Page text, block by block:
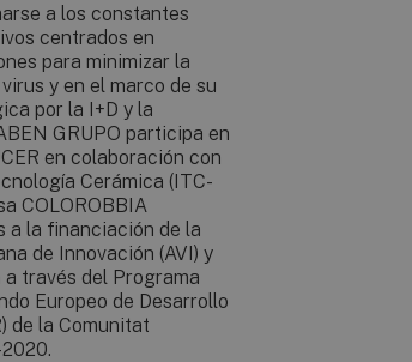
a los constantes
centrados en
para minimizar la
y en el marco de su
por la I+D y la
GRUPO participa en
en colaboración con
Cerámica (ITC-
COLOROBBIA
a la financiación de la
de Innovación (AVI) y
a través del Programa
Europeo de Desarrollo
de la Comunitat